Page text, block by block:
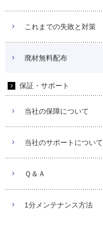
これまでの失敗と対策
廃材無料配布
保証・サポート
当社の保障について
当社のサポートについて
Ｑ＆Ａ
1分メンテナンス方法